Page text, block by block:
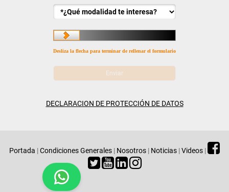
Desliza la flecha para terminar de rellenar el formulario
DECLARACION DE PROTECCIÓN DE DATOS
Portada |Condiciones Generales | Nosotros | Noticias |Videos |